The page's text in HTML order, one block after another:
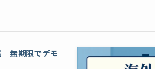
無期限でデモ